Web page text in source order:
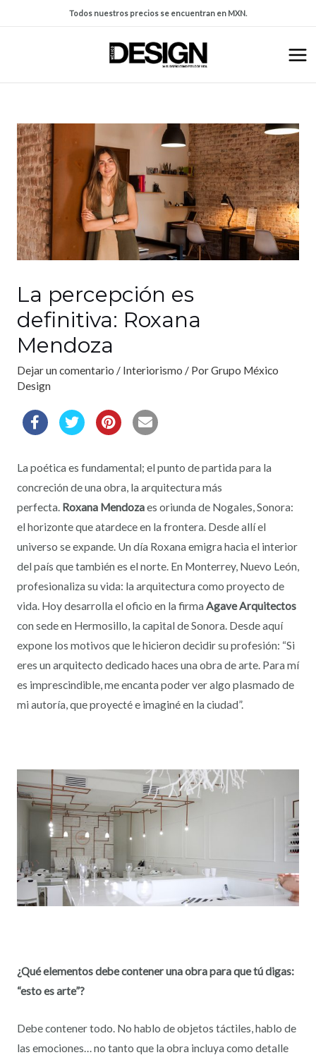
Todos nuestros precios se encuentran en MXN.
La percepción es
definitiva: Roxana
Mendoza
Dejar un comentario / Interiorismo / PorGrupo México
Design
La poética es fundamental; el punto de partida para la
concreción de una obra, la arquitectura más
perfecta. Roxana Mendozaes oriunda de Nogales, Sonora:
el horizonte que atardece en la frontera. Desde allí el
universo se expande. Un día Roxana emigra hacia el interior
del país que también es el norte. En Monterrey, Nuevo León,
profesionaliza su vida: la arquitectura como proyecto de
vida. Hoy desarrolla el oficio en la firma Agave Arquitectos
con sede en Hermosillo, la capital de Sonora. Desde aquí
expone los motivos que le hicieron decidir su profesión: “Si
eres un arquitecto dedicado haces una obra de arte. Para mí
es imprescindible, me encanta poder ver algo plasmado de
mi autoría, que proyecté e imaginé en la ciudad”.
¿Qué elementos debe contener una obra para que tú digas:
“esto es arte”?
Debe contener todo. No hablo de objetos táctiles, hablo de
las emociones… no tanto que la obra incluya como detalle